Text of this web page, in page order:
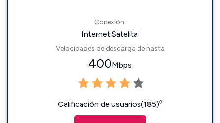
Conexión:
Internet Satelital
Velocidades de descarga de hasta
400Mbps
Calificación de usuarios(185)◊